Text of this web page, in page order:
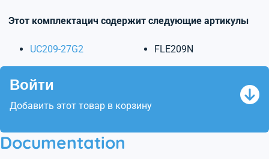
Этот комплектацич содержит следующие артикулы
UC209-27G2 FLE209N
Войти
Добавить этот товар в корзину
Documentation